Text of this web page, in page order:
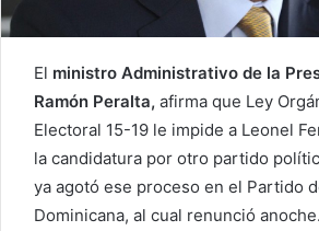
El ministro Administrativo de la
Ramón Peralta, afirma que Ley
Electoral 15-19 le impide a Leonel
la candidatura por otro partido
ya agotó ese proceso en el Partido
Dominicana, al cual renunció anoche.